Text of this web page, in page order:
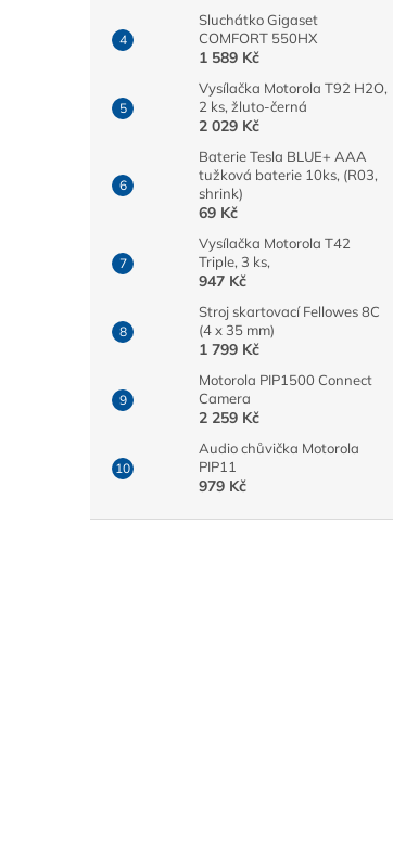
Sluchátko Gigaset
COMFORT 550HX
1 589 Kč
Vysílačka Motorola T92 H2O,
2 ks, žluto-černá
2 029 Kč
Baterie Tesla BLUE+ AAA
tužková baterie 10ks, (R03,
shrink)
69 Kč
Vysílačka Motorola T42
Triple, 3 ks,
947 Kč
Stroj skartovací Fellowes 8C
(4 x 35 mm)
1 799 Kč
Motorola PIP1500 Connect
Camera
2 259 Kč
Audio chůvička Motorola
PIP11
979 Kč